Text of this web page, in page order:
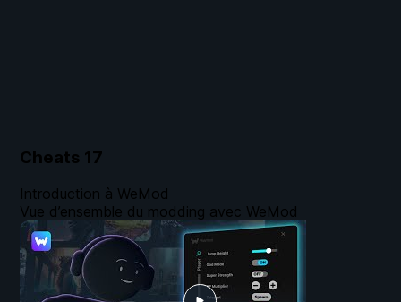
Cheats 17
Introduction à WeMod
Vue d’ensemble du modding avec WeMod